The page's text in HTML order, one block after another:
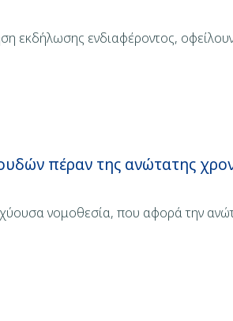
ενδιαφέροντος,
πέραν της ανώτατης
νομοθεσία, που αφορά την